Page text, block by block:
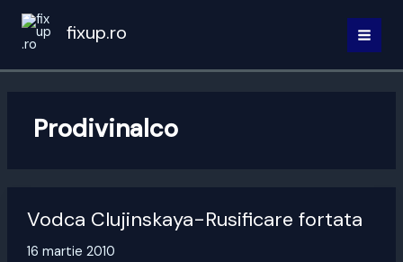
Skip
content
fixup.ro
Prodivinalco
Vodca Clujinskaya-Rusificare fortata
16 martie 2010